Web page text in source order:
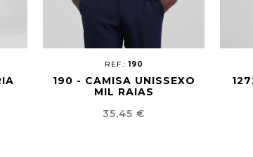
REF.:190
190 - CAMISA UNISSEXO
MIL RAIAS
Preço
35,45 €